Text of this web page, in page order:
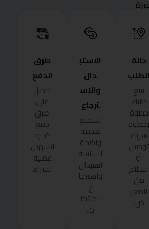
حالة
الطلب
تتبع
طلبك
خطوة
بخطوة
سواء
توصيل
أو
استلام
من
المعر
ض.
الاستب
دال
والاس
ترجاع
استمتع
بخدمة
واضحة
لسياسة
استبدال
واسترجا
ع
المنتجا
ت.
طرق
الدفع
احصل
على
طرق
دفع
كثيرة
لتسهيل
عملية
الشراء.